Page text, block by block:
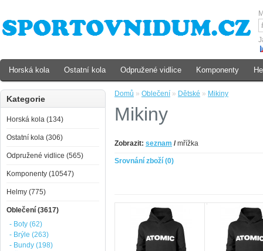
Domů » Oblečení » Dětské » Mikiny
Mikiny
Zobrazit: seznam /mřížka
Srovnání zboží (0)
Kategorie
Horská kola (134)
Ostatní kola (306)
Odpružené vidlice (565)
Komponenty (10547)
Helmy (775)
Oblečení (3617)
- Boty (62)
- Brýle (263)
- Bundy (198)
Horská kola Ostatní kola Odpružené vidlice Komponenty